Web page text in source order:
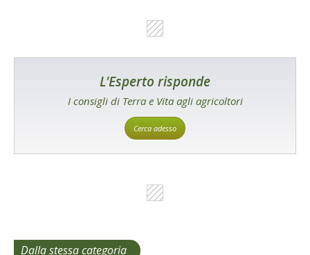
L'Esperto risponde
I consigli di Terra e Vita agli agricoltori
Cerca adesso
Dalla stessa categoria